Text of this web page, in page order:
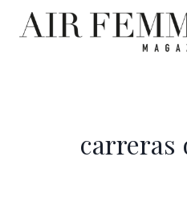
Saltar
carreras